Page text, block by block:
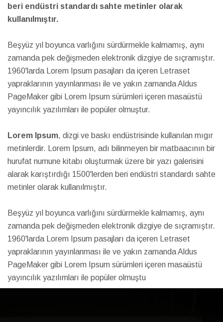
beri endüstri standardı sahte metinler olarak
kullanılmıştır.
Beşyüz yıl boyunca varlığını sürdürmekle kalmamış, aynı
zamanda pek değişmeden elektronik dizgiye de sıçramıştır.
1960'larda Lorem Ipsum pasajları da içeren Letraset
yapraklarının yayınlanması ile ve yakın zamanda Aldus
PageMaker gibi Lorem Ipsum sürümleri içeren masaüstü
yayıncılık yazılımları ile popüler olmuştur.
Lorem Ipsum, dizgi ve baskı endüstrisinde kullanılan mıgır
metinlerdir. Lorem Ipsum, adı bilinmeyen bir matbaacının bir
hurufat numune kitabı oluşturmak üzere bir yazı galerisini
alarak karıştırdığı 1500'lerden beri endüstri standardı sahte
metinler olarak kullanılmıştır.
Beşyüz yıl boyunca varlığını sürdürmekle kalmamış, aynı
zamanda pek değişmeden elektronik dizgiye de sıçramıştır.
1960'larda Lorem Ipsum pasajları da içeren Letraset
yapraklarının yayınlanması ile ve yakın zamanda Aldus
PageMaker gibi Lorem Ipsum sürümleri içeren masaüstü
yayıncılık yazılımları ile popüler olmuştu